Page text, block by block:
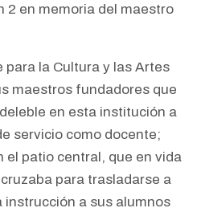
2 en memoria del maestro
para la Cultura y las Artes
maestros fundadores que
en esta institución a
servicio como docente;
el patio central, que en vida
para trasladarse a
instrucción a sus alumnos